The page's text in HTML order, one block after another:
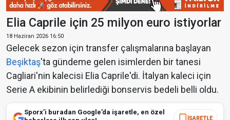
Elia Caprile için 25 milyon euro istiyorlar
18 Haziran 2026 16:50
Gelecek sezon için transfer çalışmalarına başlayan
Beşiktaş'ta gündeme gelen isimlerden bir tanesi
Cagliari'nin kalecisi Elia Caprile'di. İtalyan kaleci için
Serie A ekibinin belirlediği bonservis bedeli belli oldu.
Sporx’i buradan Google’da işaretle, en özel
İŞARETLE